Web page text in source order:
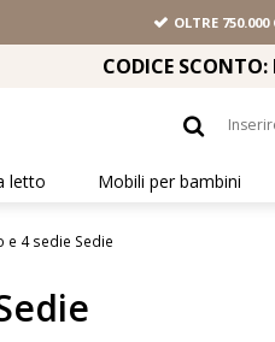
OLTRE
CODICE SCONTO:
letto Mobili per bambini
e 4 sedie Sedie